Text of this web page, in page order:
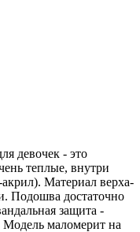
девочек - это
теплые, внутри
Материал верха-
Подошва достаточно
защита -
Модель маломерит на